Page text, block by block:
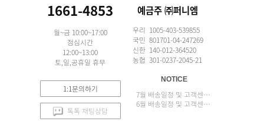
1661-4853
월~금 10:00~17:00
점심시간
12:00~13:00
토,일,공휴일 휴무
1:1문의하기
톡톡 채팅상담
예금주 ㈜퍼니엠
우리 1005-403-539855
국민 801701-04-247269
신한 140-012-364520
농협 301-0237-2045-21
NOTICE
7월 배송일정 및 고객센터 업무 안내
6월 배송일정 및 고객센터 업무 안내